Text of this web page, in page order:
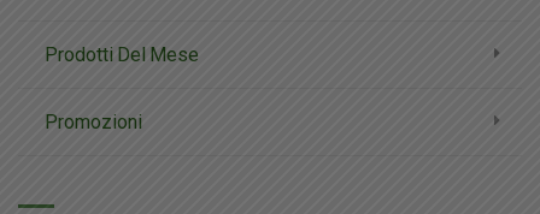
Prodotti Del Mese
Promozioni